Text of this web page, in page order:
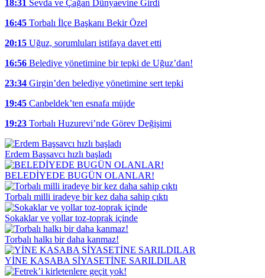
18:31 Sevda ve Çağan Dünyaevine Girdi
16:45 Torbalı İlçe Başkanı Bekir Özel
20:15 Uğuz, sorumluları istifaya davet etti
16:56 Belediye yönetimine bir tepki de Uğuz’dan!
23:34 Girgin’den belediye yönetimine sert tepki
19:45 Canbeldek’ten esnafa müjde
19:23 Torbalı Huzurevi’nde Görev Değişimi
Erdem Başsavcı hızlı başladı
BELEDİYEDE BUGÜN OLANLAR!
Torbalı milli iradeye bir kez daha sahip çıktı
Sokaklar ve yollar toz-toprak içinde
Torbalı halkı bir daha kanmaz!
YİNE KASABA SİYASETİNE SARILDILAR